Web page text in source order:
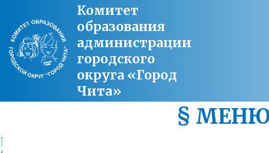
Комитет
образования
администрации
городского
округа «Город
Чита»
§